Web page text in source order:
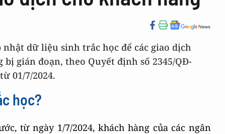
dữ liệu sinh trắc học để các giao dịch
gián đoạn, theo Quyết định số 2345/QĐ-
01/7/2024.
học?
từ ngày 1/7/2024, khách hàng của các ngân